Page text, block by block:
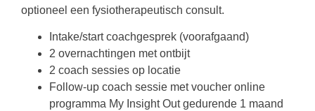
optioneel een fysiotherapeutisch consult.
Intake/start coachgesprek (voorafgaand)
2 overnachtingen met ontbijt
2 coach sessies op locatie
Follow-up coach sessie met voucher online
programma My Insight Out gedurende 1 maand